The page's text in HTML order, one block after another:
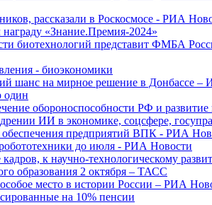
рассказали в Роскосмосе - РИА
«Знание.Премия-2024»
биотехнологий представит ФМБА
- биоэкономики
шанс на мирное решение в Донбассе –
один
обороноспособности РФ и
ИИ в экономике, соцсфере,
обеспечения предприятий ВПК - РИА
до июля - РИА Новости
к научно-технологическому
образования 2 октября – ТАСС
место в истории России – РИА
на 10% пенсии